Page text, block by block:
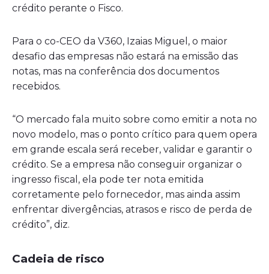
crédito perante o Fisco.
Para o co-CEO da V360, Izaias Miguel, o maior
desafio das empresas não estará na emissão das
notas, mas na conferência dos documentos
recebidos.
“O mercado fala muito sobre como emitir a nota no
novo modelo, mas o ponto crítico para quem opera
em grande escala será receber, validar e garantir o
crédito. Se a empresa não conseguir organizar o
ingresso fiscal, ela pode ter nota emitida
corretamente pelo fornecedor, mas ainda assim
enfrentar divergências, atrasos e risco de perda de
crédito”, diz.
Cadeia de risco